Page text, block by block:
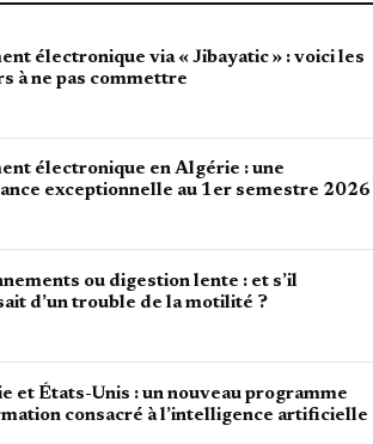
électronique via « Jibayatic » : voici les
à ne pas commettre
électronique en Algérie : une
exceptionnelle au 1er semestre 2026
ou digestion lente : et s’il
d’un trouble de la motilité ?
et États-Unis : un nouveau programme
consacré à l’intelligence artificielle